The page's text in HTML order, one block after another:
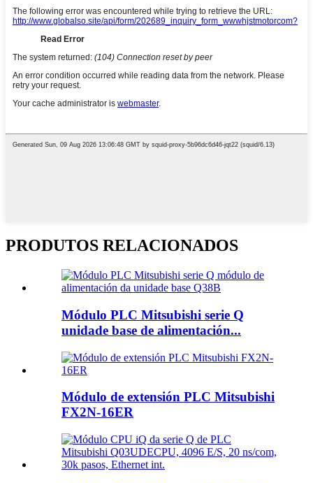
PRODUTOS RELACIONADOS
Módulo PLC Mitsubishi serie Q
unidade base de alimentación...
Módulo de extensión PLC Mitsubishi
FX2N-16ER